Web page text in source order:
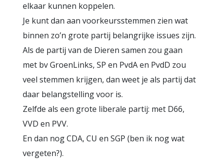
elkaar kunnen koppelen.
Je kunt dan aan voorkeursstemmen zien wat
binnen zo’n grote partij belangrijke issues zijn.
Als de partij van de Dieren samen zou gaan
met bv GroenLinks, SP en PvdA en PvdD zou
veel stemmen krijgen, dan weet je als partij dat
daar belangstelling voor is.
Zelfde als een grote liberale partij: met D66,
VVD en PVV.
En dan nog CDA, CU en SGP (ben ik nog wat
vergeten?).